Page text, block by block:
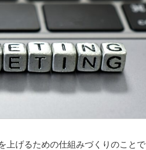
上げるための仕組みづくりのことで